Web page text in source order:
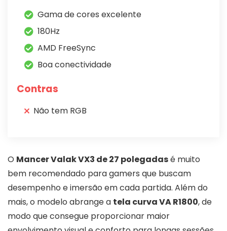
Gama de cores excelente
180Hz
AMD FreeSync
Boa conectividade
Contras
Não tem RGB
O Mancer Valak VX3 de 27 polegadasé muito
bem recomendado para gamers que buscam
desempenho e imersão em cada partida. Além do
mais, o modelo abrange a tela curva VA R1800, de
modo que consegue proporcionar maior